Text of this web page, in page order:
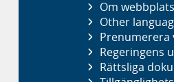
Om
Other
Prenumerera
Regeringens
Rättsliga